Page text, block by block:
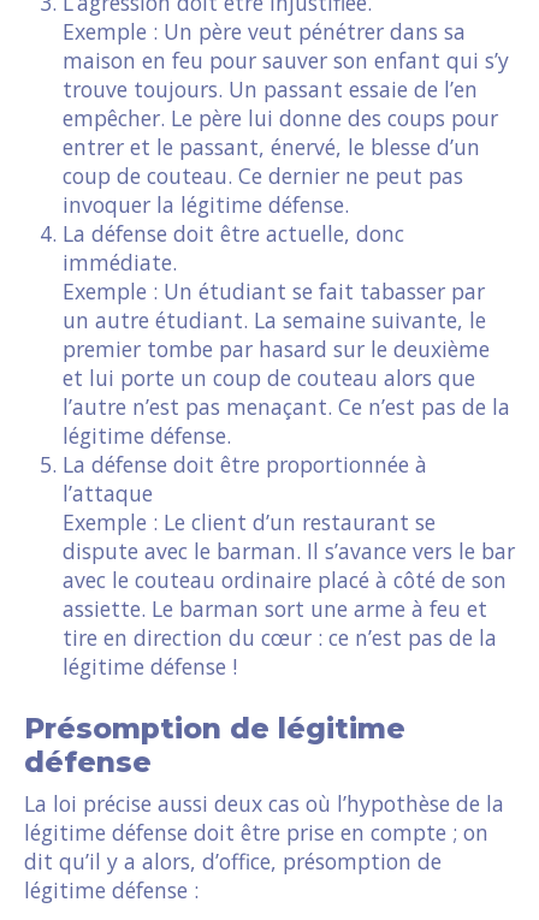
Exemple : Un père veut pénétrer dans sa
maison en feu pour sauver son enfant qui s’y
trouve toujours. Un passant essaie de l’en
empêcher. Le père lui donne des coups pour
entrer et le passant, énervé, le blesse d’un
coup de couteau. Ce dernier ne peut pas
invoquer la légitime défense.
La défense doit être actuelle, donc
immédiate.
Exemple : Un étudiant se fait tabasser par
un autre étudiant. La semaine suivante, le
premier tombe par hasard sur le deuxième
et lui porte un coup de couteau alors que
l’autre n’est pas menaçant. Ce n’est pas de la
légitime défense.
La défense doit être proportionnée à
l’attaque
Exemple : Le client d’un restaurant se
dispute avec le barman. Il s’avance vers le bar
avec le couteau ordinaire placé à côté de son
assiette. Le barman sort une arme à feu et
tire en direction du cœur : ce n’est pas de la
légitime défense !
Présomption de légitime
défense
La loi précise aussi deux cas où l’hypothèse de la
légitime défense doit être prise en compte ; on
dit qu’il y a alors, d’office, présomption de
légitime défense :